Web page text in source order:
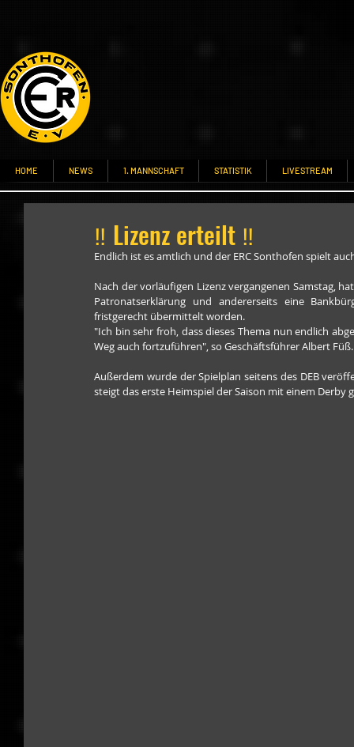
HOME NEWS 1. MANNSCHAFT STATISTIK LIVESTREAM
‼ Lizenz erteilt ‼
Endlich ist es amtlich und der ERC Sonthofen spielt
Nach der vorläufigen Lizenz vergangenen Samstag,
Patronatserklärung und andererseits eine
fristgerecht übermittelt worden.
"Ich bin sehr froh, dass dieses Thema nun endlich
Weg auch fortzuführen", so Geschäftsführer Albert Füß.
Außerdem wurde der Spielplan seitens des DEB
steigt das erste Heimspiel der Saison mit einem Derby